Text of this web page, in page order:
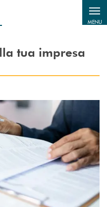
MENU
tua impresa